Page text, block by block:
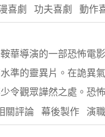
喜劇 功夫喜劇 動作
鞍華導演的一部恐怖電
準的靈異片。在詭異
令觀眾譁然之處。恐
關評論 幕後製作 演